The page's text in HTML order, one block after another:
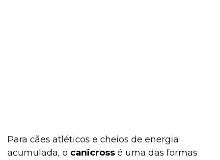
Para cães atléticos e cheios de energia
acumulada, o canicross é uma das formas